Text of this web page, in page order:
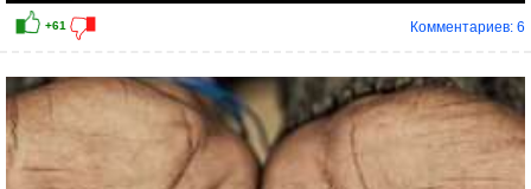
+12
Комментариев: 6